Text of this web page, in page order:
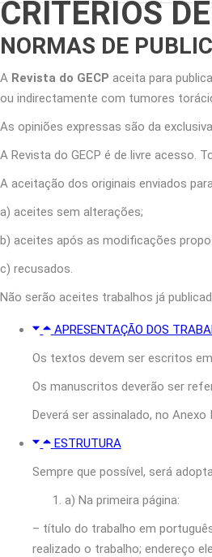
CRITÉRIOS
NORMAS DE
A Revista do GECP aceita para
ou indirectamente com tumores
As opiniões expressas são da
A Revista do GECP é de livre acesso.
A aceitação dos originais enviados
a) aceites sem alterações;
b) aceites após as modificações
c) recusados.
Não serão aceites trabalhos já
APRESENTAÇÃO DOS
Os textos devem ser escritos
Os manuscritos deverão ser
Deverá ser assinalado, no
ESTRUTURA
Sempre que possível, será
a) Na primeira página:
– título do trabalho em
realizado o trabalho; endereço